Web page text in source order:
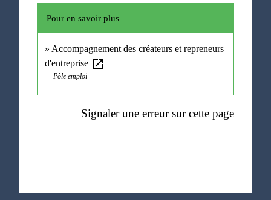
Pour en savoir plus
Accompagnement des créateurs et repreneurs
d'entreprise open_in_new
Pôle emploi
Signaler une erreur sur cette page